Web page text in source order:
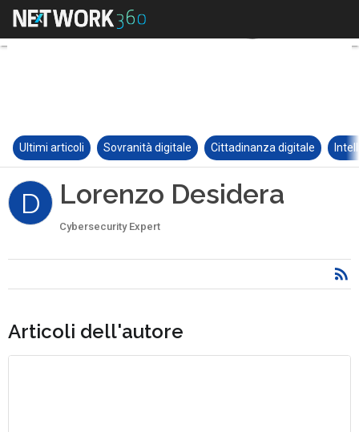
Ultimi articoli Sovranità digitale Cittadinanza digitale
D Lorenzo Desidera
Cybersecurity Expert
Articoli dell'autore